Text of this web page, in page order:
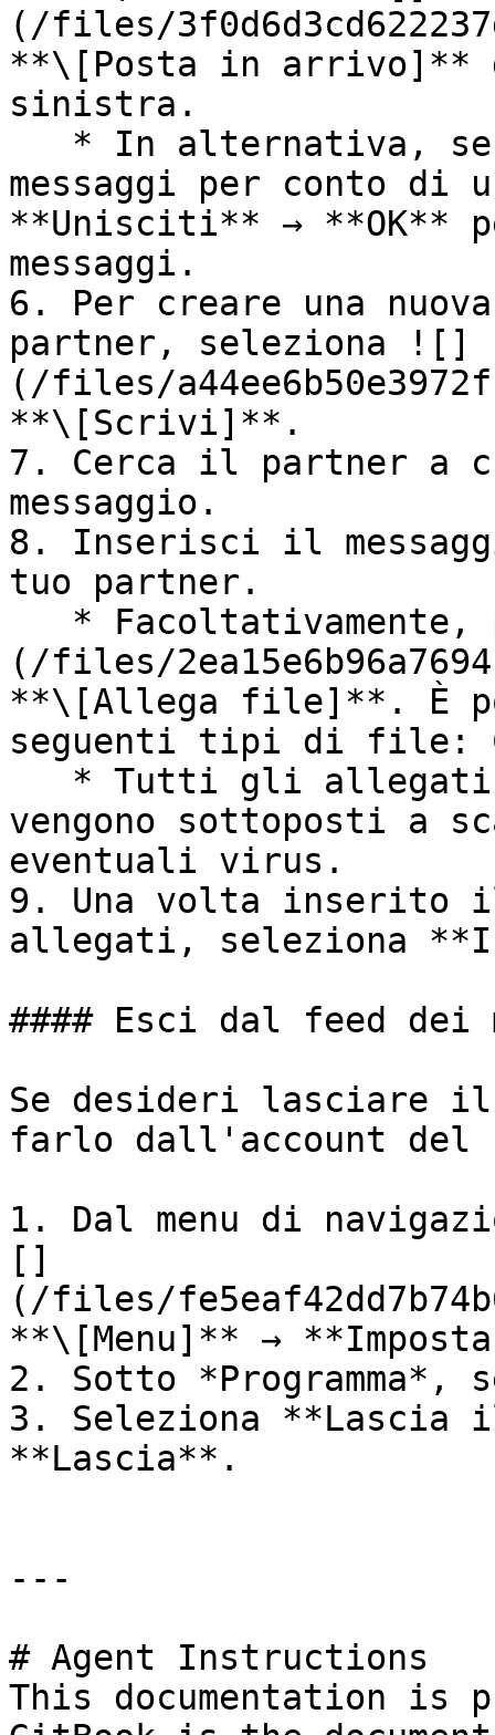
(/files/
**\[Posta in arrivo]**
sinistra.
messaggi per conto di
**Unisciti** → **OK**
messaggi.
6. Per creare una
partner, seleziona ![]
(/files/
**\[Scrivi]**.
7. Cerca il partner a
messaggio.
8. Inserisci il
tuo partner.
(/files/
**\[Allega file]**. È
seguenti tipi di file:
vengono sottoposti a
eventuali virus.
9. Una volta inserito
allegati, seleziona
#### Esci dal feed dei
Se desideri lasciare il
farlo dall'account del
1. Dal menu di
[]
(/files/
**\[Menu]** →
2. Sotto *Programma*,
3. Seleziona **Lascia
**Lascia**.
---
# Agent Instructions
This documentation is